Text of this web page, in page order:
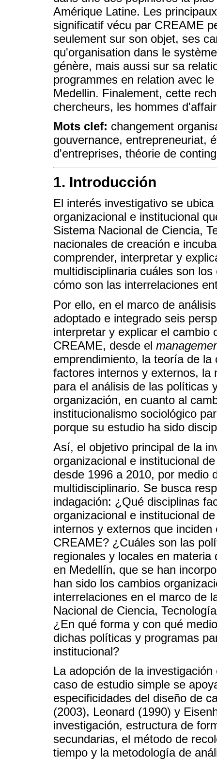
Amérique Latine. Les
significatif vécu par CREAME
seulement sur son objet, ses
qu'organisation dans le
génère, mais aussi sur sa
programmes en relation avec
Medellin. Finalement, cette
chercheurs, les hommes
Mots clef: changement
gouvernance, entrepreneuriat,
d'entreprises, théorie de
1. Introducción
El interés investigativo se
organizacional e institucional
Sistema Nacional de Ciencia,
nacionales de creación e
comprender, interpretar y
multidisciplinaria cuáles son
cómo son las interrelaciones
Por ello, en el marco de
adoptado e integrado seis
interpretar y explicar el cambio
CREAME, desde el
emprendimiento, la teoría de
factores internos y externos, la
para el análisis de las políticas
organización, en cuanto al
institucionalismo sociológico
porque su estudio ha sido
Así, el objetivo principal de la
organizacional e institucional
desde 1996 a 2010, por medio
multidisciplinario. Se busca
indagación: ¿Qué disciplinas
organizacional e institucional
internos y externos que
CREAME? ¿Cuáles son las
regionales y locales en
en Medellín, que se han
han sido los cambios
interrelaciones en el marco de
Nacional de Ciencia,
¿En qué forma y con qué
dichas políticas y programas
institucional?
La adopción de la
caso de estudio simple se
especificidades del diseño de
(2003), Leonard (1990) y
investigación, estructura de
secundarias, el método de
tiempo y la metodología de